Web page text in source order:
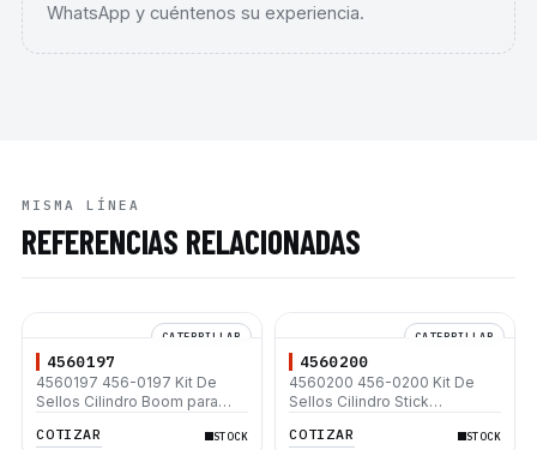
WhatsApp y cuéntenos su experiencia.
MISMA LÍNEA
REFERENCIAS RELACIONADAS
CATERPILLAR
4560197
4560197 456-0197 Kit De
Sellos Cilindro Boom para
320D2 320D2 L
COTIZAR STOCK
CATERPILLAR
4560200
4560200 456-0200 Kit De
Sellos Cilindro Stick
320D2 320D2 L
COTIZAR STOCK